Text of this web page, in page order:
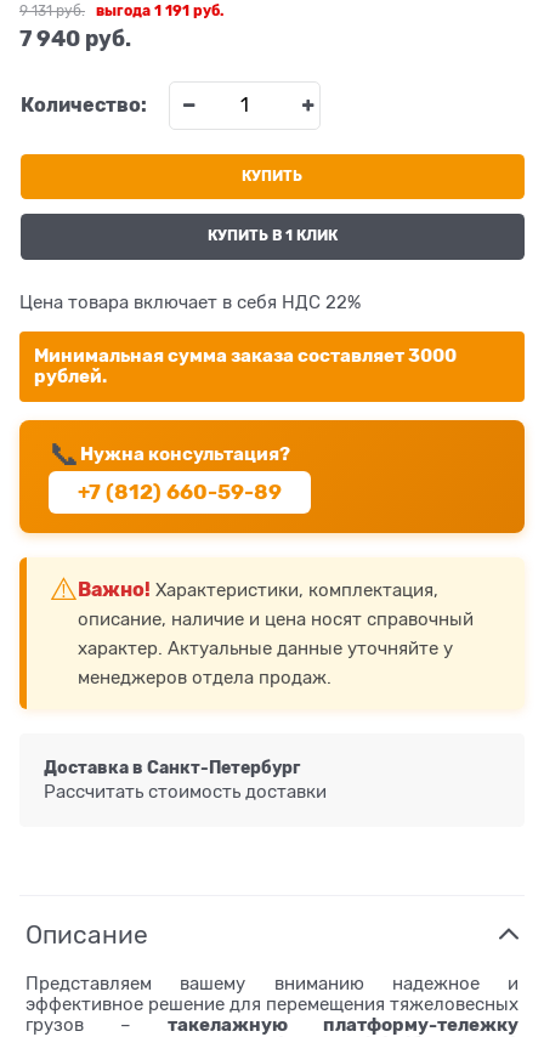
9 131 руб.
7 940 руб.
выгода1 191 руб.
Количество:
КУПИТЬ
КУПИТЬ В 1 КЛИК
Цена товара включает в себя НДС 22%
Минимальная сумма заказа составляет 3000
рублей.
📞 Нужна консультация?
+7 (812) 660-59-89
⚠️Важно! Характеристики, комплектация,
описание, наличие и цена носят справочный
характер. Актуальные данные уточняйте у
менеджеров отдела продаж.
Доставка в Санкт-Петербург
Рассчитать стоимость доставки
Описание
Представляем вашему вниманию надежное и
эффективное решение для перемещения тяжеловесных
грузов – такелажную платформу-тележку